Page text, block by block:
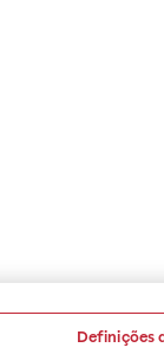
Definições